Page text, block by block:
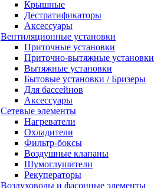
Крышные
Дестратификаторы
Аксессуары
Вентиляционные установки
Приточные установки
Приточно-вытяжные установки
Вытяжные установки
Бытовые установки / Бризеры
Для бассейнов
Аксессуары
Сетевые элементы
Нагреватели
Охладители
Фильтр-боксы
Воздушные клапаны
Шумоглушители
Рекуператоры
Воздуховоды и фасонные элементы